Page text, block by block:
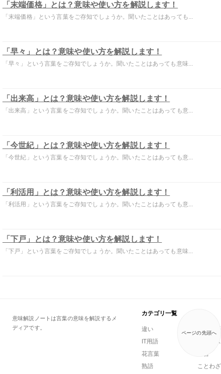
「末端価格」とは？意味や使い方を解説します！
「末端価格」という言葉をご存知でしょうか。聞いたことはあっても...
「早々」とは？意味や使い方を解説します！
「早々」という言葉をご存知でしょうか。聞いたことはあっても意味...
「出来高」とは？意味や使い方を解説します！
「出来高」という言葉をご存知でしょうか。聞いたことはあっても意...
「今世紀」とは？意味や使い方を解説します！
「今世紀」という言葉をご存知でしょうか。聞いたことはあっても意...
「利活用」とは？意味や使い方を解説します！
「利活用」という言葉をご存知でしょうか。聞いたことはあっても意...
「下戸」とは？意味や使い方を解説します！
「下戸」という言葉をご存知でしょうか。聞いたことはあっても意味...
ページの先頭へ
意味解説ノートは言葉の意味を解説するメ
ディアです。
カテゴリ一覧
違い
一般用語
IT用語
ビジネ
花言葉
方言
熟語
ことわ